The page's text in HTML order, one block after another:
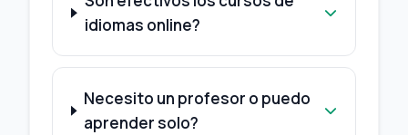
idiomas online?
Necesito un profesor o puedo
aprender solo?